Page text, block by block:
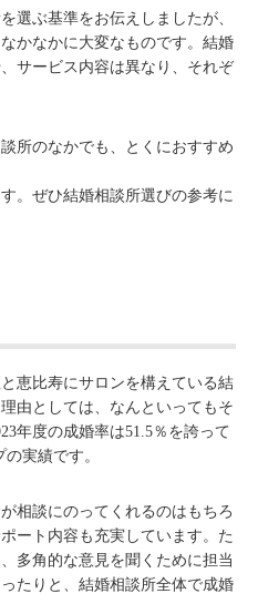
選ぶ基準をお伝えしましたが、
かなかに大変なものです。結婚
サービス内容は異なり、それぞ
所のなかでも、とくにおすすめ
。ぜひ結婚相談所選びの参考に
恵比寿にサロンを構えている結
由としては、なんといってもそ
年度の成婚率は51.5％を誇って
実績です。
相談にのってくれるのはもちろ
ート内容も充実しています。た
多角的な意見を聞くために担当
たりと、結婚相談所全体で成婚